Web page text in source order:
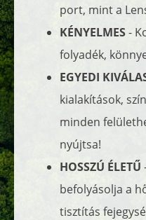
port, mint a
KÉNYELMES-
folyadék,
EGYEDI
kialakítások,
minden
nyújtsa!
HOSSZÚ ÉLETŰ
befolyásolja a
tisztítás